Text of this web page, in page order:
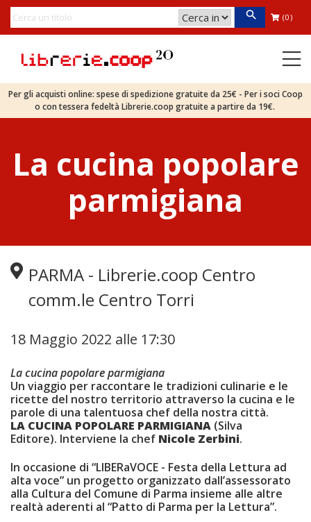
(0)
Per gli acquisti online: spese di spedizione gratuite da 25€ - Per i soci Coop
o con tessera fedeltà Librerie.coop gratuite a partire da 19€.
La cucina popolare
parmigiana
PARMA - Librerie.coop Centro
comm.le Centro Torri
18 Maggio 2022 alle 17:30
La cucina popolare parmigiana
Un viaggio per raccontare le tradizioni culinarie e le
ricette del nostro territorio attraverso la cucina e le
parole di una talentuosa chef della nostra città.
LA CUCINA POPOLARE PARMIGIANA (Silva
Editore). Interviene la chef Nicole Zerbini.
In occasione di “LIBERaVOCE - Festa della Lettura ad
alta voce” un progetto organizzato dall’assessorato
alla Cultura del Comune di Parma insieme alle altre
realtà aderenti al “Patto di Parma per la Lettura”.